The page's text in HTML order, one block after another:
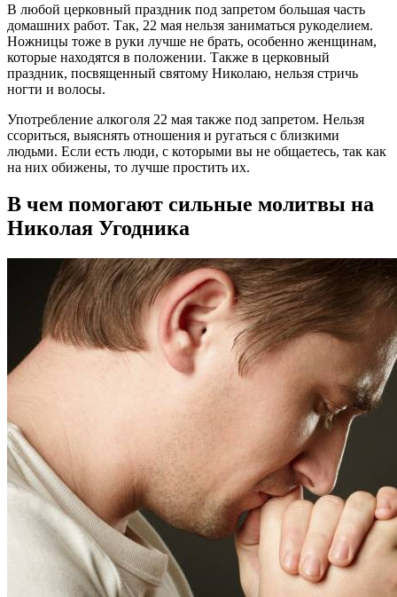
В любой церковный праздник под запретом большая часть
домашних работ. Так, 22 мая нельзя заниматься рукоделием.
Ножницы тоже в руки лучше не брать, особенно женщинам,
которые находятся в положении. Также в церковный
праздник, посвященный святому Николаю, нельзя стричь
ногти и волосы.
Употребление алкоголя 22 мая также под запретом. Нельзя
ссориться, выяснять отношения и ругаться с близкими
людьми. Если есть люди, с которыми вы не общаетесь, так как
на них обижены, то лучше простить их.
В чем помогают сильные молитвы на
Николая Угодника